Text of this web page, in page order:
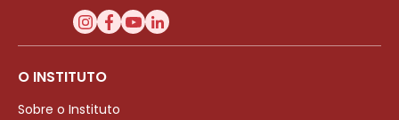
O INSTITUTO
Sobre o Instituto